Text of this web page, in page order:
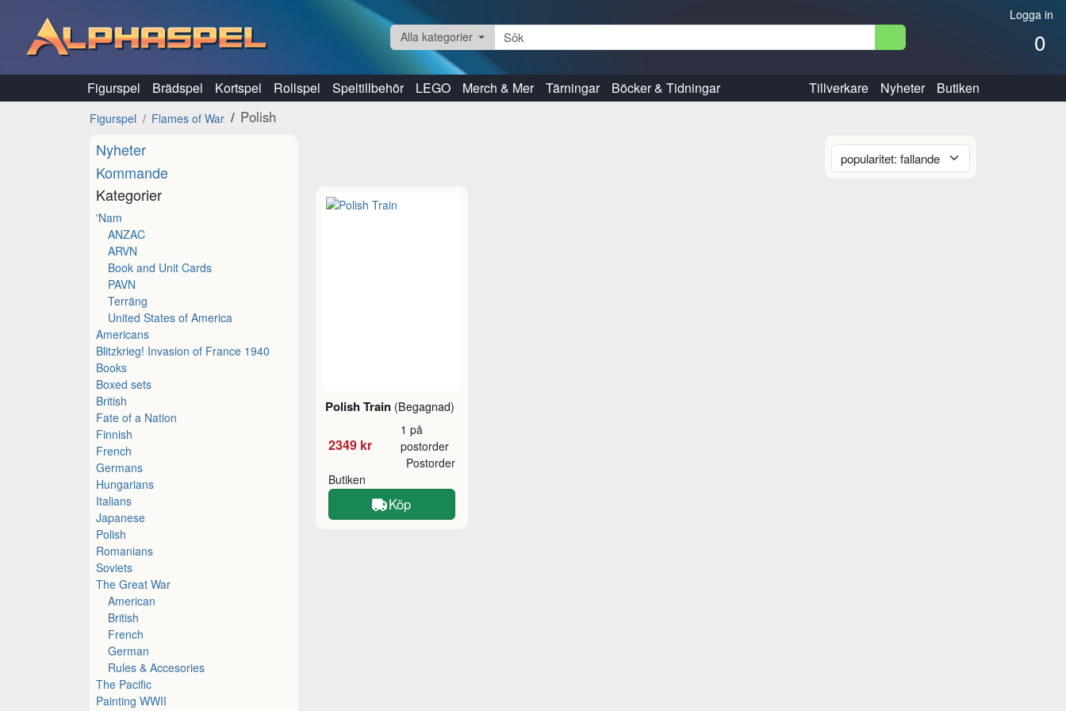
Logga in
0
Alla kategorier
Figurspel Brädspel Kortspel Rollspel Speltillbehör LEGO Merch & Mer Tärningar Böcker & Tidningar Tillverkare Nyheter Butiken
Figurspel Flames of War Polish
Nyheter
Kommande
Kategorier
'Nam
ANZAC
ARVN
Book and Unit Cards
PAVN
Terräng
United States of America
Americans
Blitzkrieg! Invasion of France 1940
Books
Boxed sets
British
Fate of a Nation
Finnish
French
Germans
Hungarians
Italians
Japanese
Polish
Romanians
Soviets
The Great War
American
British
French
German
Rules & Accesories
The Pacific
Painting WWII
Polish Train (Begagnad)
2349 kr
1 på
postorder
Butiken
Postorder
Köp